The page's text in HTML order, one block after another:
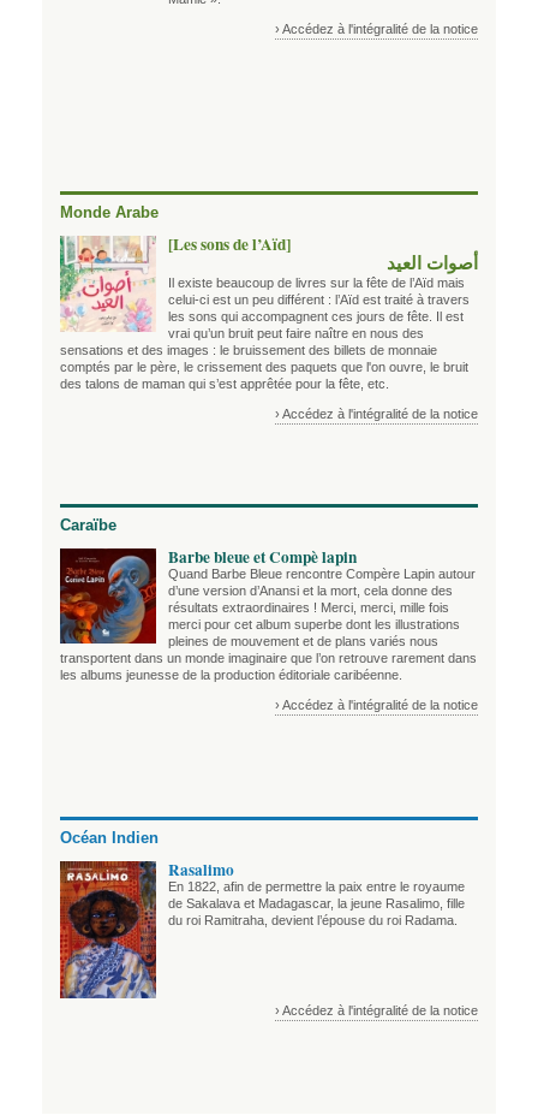
› Accédez à l'intégralité de la notice
Monde Arabe
[Les sons de l’Aïd]
أصوات العيد
Il existe beaucoup de livres sur la fête de l’Aïd mais
celui-ci est un peu différent : l’Aïd est traité à travers
les sons qui accompagnent ces jours de fête. Il est
vrai qu’un bruit peut faire naître en nous des
sensations et des images : le bruissement des billets de monnaie
comptés par le père, le crissement des paquets que l'on ouvre, le bruit
des talons de maman qui s’est apprêtée pour la fête, etc.
› Accédez à l'intégralité de la notice
Caraïbe
Barbe bleue et Compè lapin
Quand Barbe Bleue rencontre Compère Lapin autour
d’une version d’Anansi et la mort, cela donne des
résultats extraordinaires ! Merci, merci, mille fois
merci pour cet album superbe dont les illustrations
pleines de mouvement et de plans variés nous
transportent dans un monde imaginaire que l’on retrouve rarement dans
les albums jeunesse de la production éditoriale caribéenne.
› Accédez à l'intégralité de la notice
Océan Indien
Rasalimo
En 1822, afin de permettre la paix entre le royaume
de Sakalava et Madagascar, la jeune Rasalimo, fille
du roi Ramitraha, devient l’épouse du roi Radama.
› Accédez à l'intégralité de la notice